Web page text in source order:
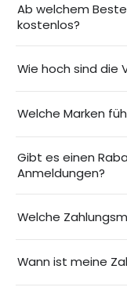
Ab welchem
kostenlos?
Wie hoch sind die
Welche Marken
Gibt es einen
Anmeldungen?
Welche
Wann ist meine